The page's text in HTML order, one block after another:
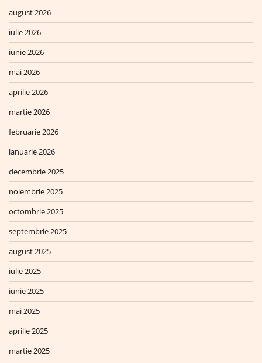
august 2026
iulie 2026
iunie 2026
mai 2026
aprilie 2026
martie 2026
februarie 2026
ianuarie 2026
decembrie 2025
noiembrie 2025
octombrie 2025
septembrie 2025
august 2025
iulie 2025
iunie 2025
mai 2025
aprilie 2025
martie 2025